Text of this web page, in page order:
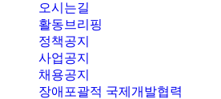
오시는길
활동브리핑
정책공지
사업공지
채용공지
장애포괄적 국제개발협력